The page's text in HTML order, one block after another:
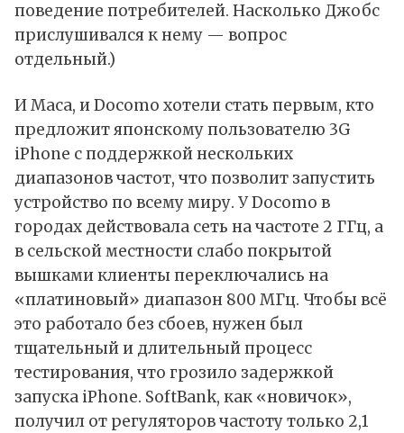
поведение потребителей. Насколько Джобс
прислушивался к нему — вопрос
отдельный.)
И Маса, и Docomo хотели стать первым, кто
предложит японскому пользователю 3G
iPhone с поддержкой нескольких
диапазонов частот, что позволит запустить
устройство по всему миру. У Docomo в
городах действовала сеть на частоте 2 ГГц, а
в сельской местности слабо покрытой
вышками клиенты переключались на
«платиновый» диапазон 800 МГц. Чтобы всё
это работало без сбоев, нужен был
тщательный и длительный процесс
тестирования, что грозило задержкой
запуска iPhone. SoftBank, как «новичок»,
получил от регуляторов частоту только 2,1